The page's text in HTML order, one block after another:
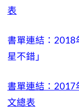
表
書單連結：2018
星不錯」
書單連結：2017
文總表